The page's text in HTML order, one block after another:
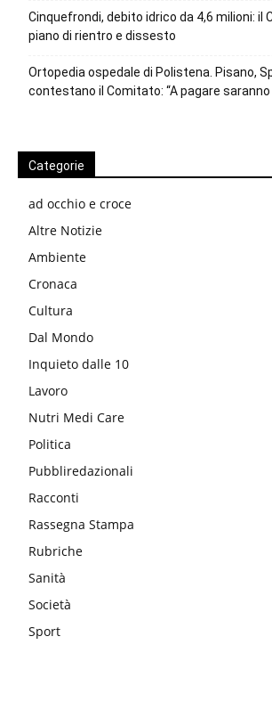
Cinquefrondi, debito idrico da 4,6 milioni: il
piano di rientro e dissesto
Ortopedia ospedale di Polistena. Pisano,
contestano il Comitato: “A pagare
Categorie
ad occhio e croce
Altre Notizie
Ambiente
Cronaca
Cultura
Dal Mondo
Inquieto dalle 10
Lavoro
Nutri Medi Care
Politica
Pubbliredazionali
Racconti
Rassegna Stampa
Rubriche
Sanità
Società
Sport